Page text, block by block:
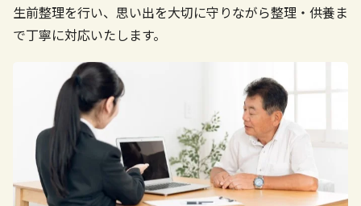
生前整理を行い、思い出を大切に守りながら整理・供養ま
で丁寧に対応いたします。